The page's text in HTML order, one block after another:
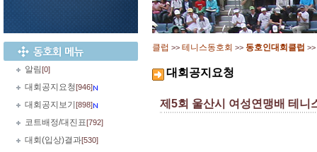
알림[0]
대회공지요청[946]
대회공지보기 [898]
코트배정/대진표[792]
대회(입상)결과[530]
클럽 >> 테니스동호회 >> 동호인대회클럽 >>
대회공지요청
제5회 울산시 여성연맹배 테니